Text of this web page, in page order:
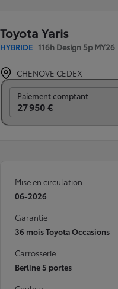
Toyota Yaris
HYBRIDE 116h Design 5p MY26
CHENOVE CEDEX
Paiement comptant
27 950 €
Mise en circulation
06-2026
Garantie
36 mois Toyota Occasions
Carrosserie
Berline 5 portes